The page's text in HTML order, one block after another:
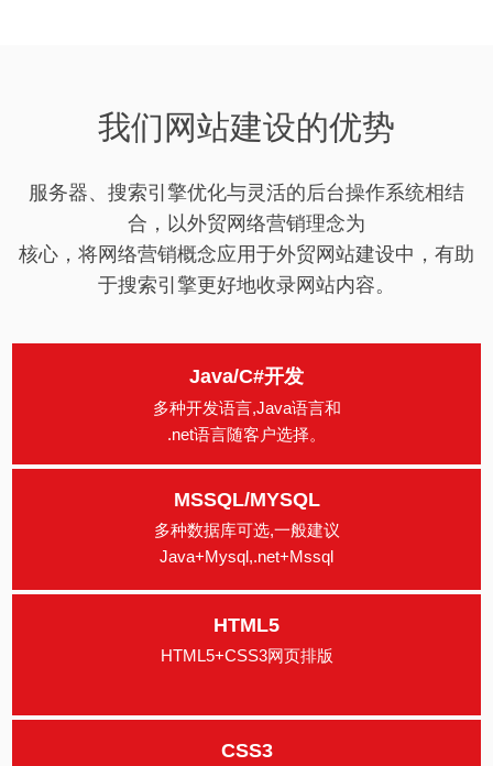
我们网站建设的优势
服务器、搜索引擎优化与灵活的后台操作系统相结
合，以外贸网络营销理念为
核心，将网络营销概念应用于外贸网站建设中，有助
于搜索引擎更好地收录网站内容。
Java/C#开发
多种开发语言,Java语言和
.net语言随客户选择。
MSSQL/MYSQL
多种数据库可选,一般建议
Java+Mysql,.net+Mssql
HTML5
HTML5+CSS3网页排版
CSS3